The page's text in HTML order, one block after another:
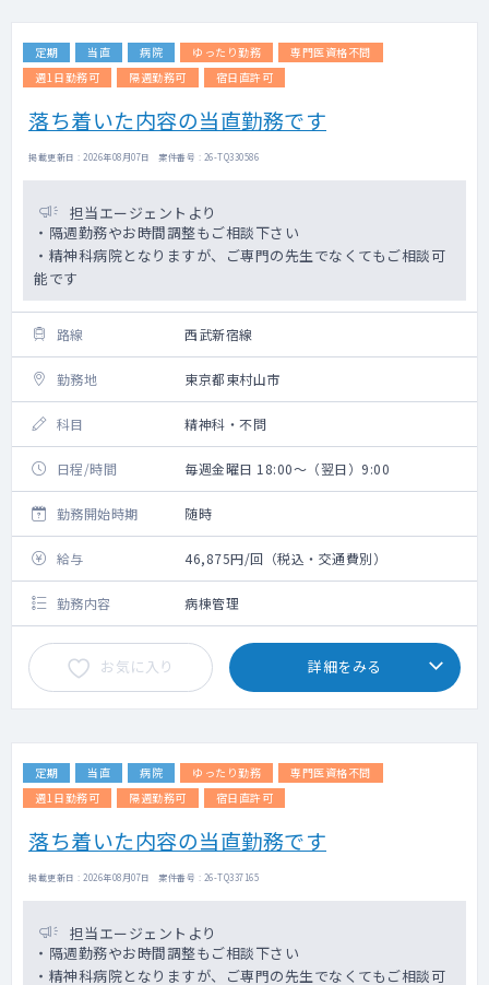
定期 当直 病院 ゆったり勤務
専門医資格不問
週1日勤務可
隔週勤務可 宿日直許可
落ち着いた内容の当直勤務です
掲載更新日 : 2026年08月07日 案件番号 : 26-TQ330586
担当エージェントより
・隔週勤務やお時間調整もご相談下さい
・精神科病院となりますが、ご専門の先生でなくてもご相談可
能です
路線 西武新宿線
勤務地 東京都東村山市
科目 精神科・不問
日程/時間 毎週金曜日 18:00～（翌日）9:00
勤務開始時期 随時
給与 46,875円/回（税込・交通費別）
勤務内容 病棟管理
お気に入り 詳細をみる
定期 当直 病院 ゆったり勤務
専門医資格不問
週1日勤務可
隔週勤務可 宿日直許可
落ち着いた内容の当直勤務です
掲載更新日 : 2026年08月07日 案件番号 : 26-TQ337165
担当エージェントより
・隔週勤務やお時間調整もご相談下さい
・精神科病院となりますが、ご専門の先生でなくてもご相談可